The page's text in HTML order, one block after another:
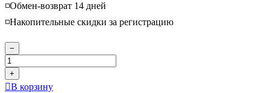
◽️Обмен-возврат 14 дней
◽️Накопительные скидки за регистрацию
−
+
В корзину